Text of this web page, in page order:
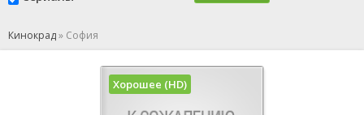
Кинокрад» София
Хорошее (HD)